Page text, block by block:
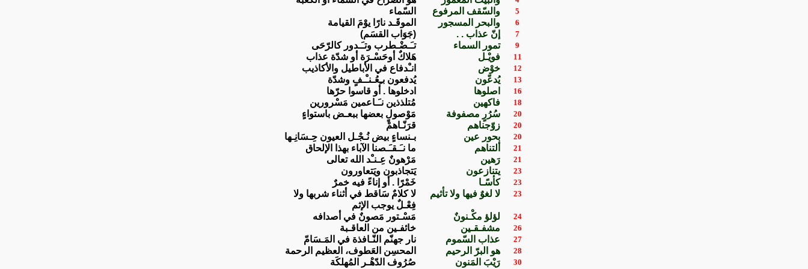
5 والسّقف المرفوع السّماء
6 والبحر المسجور الموقَـد نارًا يوْمَ القيامة
7 إنّ عذاب . . (جَوَاب القسَم)
9 تمور السماء تـَـضْـطرب وتـَـدور كالرّحَى
11 فويْـل هَلاكٌ أوحَسْـرَة أو شدّة عذاب
12 خوْض انـْدفاع في الأباطيل والأكاذيب
13 يُدعّون يُدفعون بـِعُـنـْـفٍ وشدّة
16 اصلوها ادخلوها . أو قاسوا حرّها
18 فاكهين مُتلذذين نـَـاعمين مَسْرورين
20 سُرُرٍ مصفوفة مَوْصولٍ بعضها ببعـض باستواءٍ
20 زوّجناهم قرَنّـاهمْ
20 بحور عين بـنساءٍ بيض نُـجْـل العيون حِـسَانِـها
21 ألتناهم ما نـَـقـَـصنا الآباء بهذا الإلحاق
21 رَهين مَرْهونٌ عِـنـْد الله تعالى
23 يتنازعون يَتجاذبون ويَتعاورون
23 كأسًـا خَمْرًا . أو إناءً فيه خمرٌ
23 لا لغوٌ فيها ولا تأثيم
لا كلامٌ سَاقط في أثناء شربها ولا
فِعْـلٌ يوجب الإثم
24 لؤلؤ مكْـنونٌ مَسْـتور مَصونٌ في أصدافه
26 مشفـقـين خائفـين من العاقـبة
27 عذاب السّموم نار جهنّم النّـافذة في المَـسَامّ
28 هو البرّ الرحيم المحسِن العَطوف، العظيم الرحمة
30 رَيْبَ المَنون صُرُوف الدّهْـر المُهلكَة